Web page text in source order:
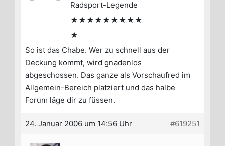
Radsport-Legende
★★★★★★★★★
★
So ist das Chabe. Wer zu schnell aus der
Deckung kommt, wird gnadenlos
abgeschossen. Das ganze als Vorschaufred im
Allgemein-Bereich platziert und das halbe
Forum läge dir zu füssen.
24. Januar 2006 um 14:56 Uhr #619251